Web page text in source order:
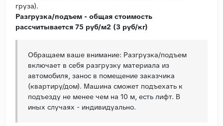
груза).
Разгрузка/подъем - общая стоимость
рассчитывается 75 руб/м2 (3 руб/кг)
Обращаем ваше внимание: Разгрузка/подъем
включает в себя разгрузку материала из
автомобиля, занос в помещение заказчика
(квартиру/дом). Машина сможет подъехать к
подъезду не менее чем на 10 м, есть лифт. В
иных случаях - индивидуально.